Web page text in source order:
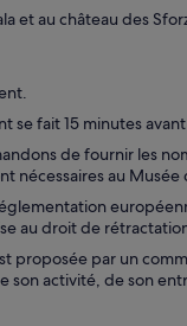
et au château des
se fait 15 minutes
de fournir les
nécessaires au Musée
au droit de
proposée par un
son activité, de son